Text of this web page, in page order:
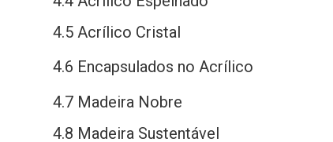
4.5 Acrílico Cristal
4.6 Encapsulados no Acrílico
4.7 Madeira Nobre
4.8 Madeira Sustentável